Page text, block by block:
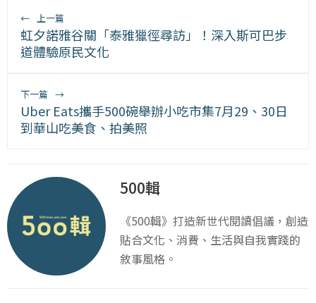
← 上一篇
虹夕諾雅谷關「泰雅獵徑尋訪」！深入斯可巴步
道體驗原民文化
下一篇 →
Uber Eats攜手500碗舉辦小吃市集7月29、30日
到華山吃美食、拍美照
500輯
《500輯》打造新世代閱讀倡議，創造
貼合文化、消費、生活與自我實踐的
敘事風格。